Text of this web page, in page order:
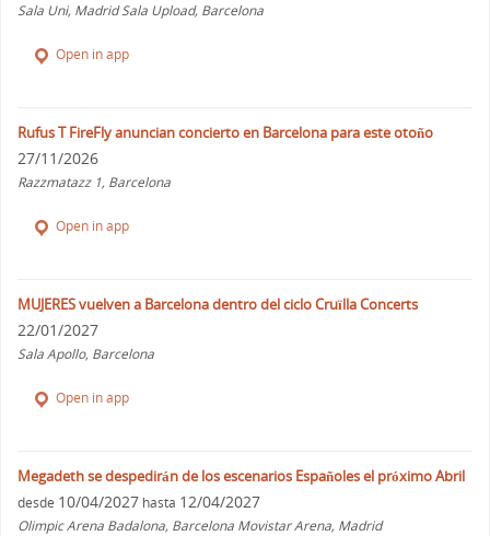
Sala Uni, Madrid Sala Upload, Barcelona
Open in app
Rufus T FireFly anuncian concierto en Barcelona para este otoño
27/11/2026
Razzmatazz 1, Barcelona
Open in app
MUJERES vuelven a Barcelona dentro del ciclo Cruïlla Concerts
22/01/2027
Sala Apollo, Barcelona
Open in app
Megadeth se despedirán de los escenarios Españoles el próximo Abril
desde 10/04/2027 hasta 12/04/2027
Olimpic Arena Badalona, Barcelona Movistar Arena, Madrid